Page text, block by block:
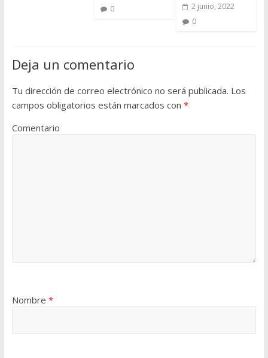
0
2 junio, 2022
0
Deja un comentario
Tu dirección de correo electrónico no será publicada. Los
campos obligatorios están marcados con *
Comentario
Nombre *